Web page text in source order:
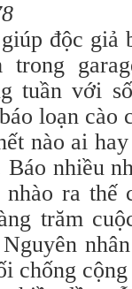
độc giả
trong
tuần với
loạn cào
nào ai
Báo nhiều
ra thế
trăm
chống